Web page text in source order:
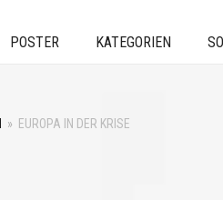
POSTER KATEGORIEN
» EUROPA IN DER KRISE